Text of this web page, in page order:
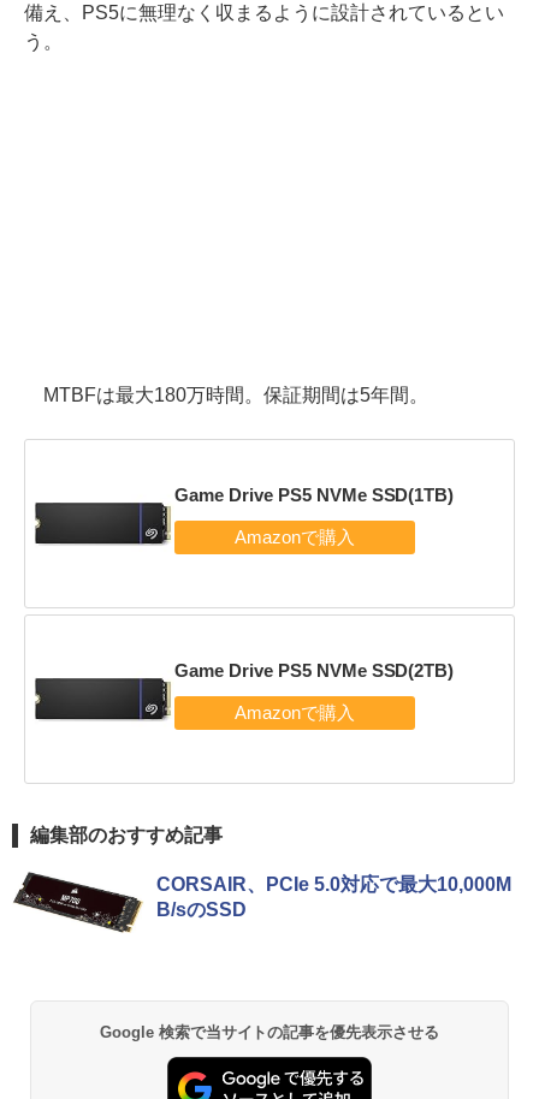
備え、PS5に無理なく収まるように設計されているとい
う。
MTBFは最大180万時間。保証期間は5年間。
Game Drive PS5 NVMe SSD(1TB)
Game Drive PS5 NVMe SSD(2TB)
編集部のおすすめ記事
CORSAIR、PCIe 5.0対応で最大10,000M
B/sのSSD
Google 検索で当サイトの記事を優先表示させる